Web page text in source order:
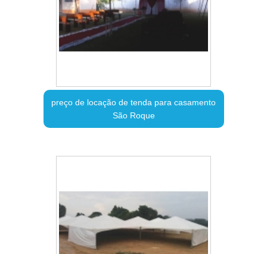
preço de locação de tenda para casamento
São Roque